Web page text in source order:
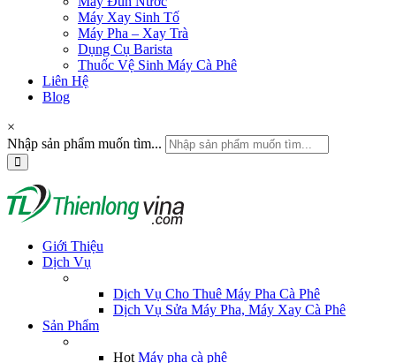
Máy Xay Sinh Tố
Máy Pha – Xay Trà
Dụng Cụ Barista
Thuốc Vệ Sinh Máy Cà Phê
Liên Hệ
Blog
×
Nhập sản phẩm muốn tìm...
Giới Thiệu
Dịch Vụ
Dịch Vụ Cho Thuê Máy Pha Cà Phê
Dịch Vụ Sửa Máy Pha, Máy Xay Cà Phê
Sản Phẩm
Hot Máy pha cà phê